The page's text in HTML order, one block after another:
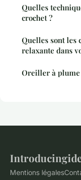
Quelles
crochet ?
Quelles sont les
relaxante dans
Oreiller à plume
Mentions légales